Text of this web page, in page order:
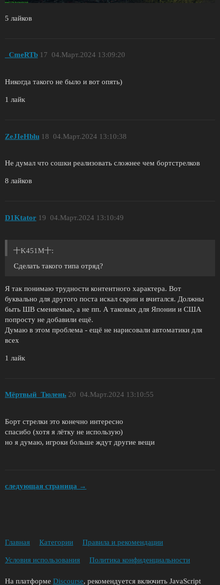
5 лайков
_CmeRTb 04.Март.2024 13:09:20
17
Никогда такого не было и вот опять)
1 лайк
ZeJIeHblu 04.Март.2024 13:10:38
18
Не думал что сошки реализовать сложнее чем бортстрелков
8 лайков
D1Ktator 04.Март.2024 13:10:49
19
十K451M十:
Сделать такого типа отряд?
Я так понимаю трудности контентного характера. Вот
буквально для другого поста искал скрин и вчитался. Должны
быть ШВ сменяемые, а не пп. А таковых для Японии и США
попросту не добавили ещё.
Думаю в этом проблема - ещё не нарисовали автоматики для
всех
1 лайк
Мёртвый_Тюлень 04.Март.2024 13:10:55
20
Борт стрелки это конечно интересно
спасибо (хотя я лётку не использую)
но я думаю, игроки больше ждут другие вещи
следующая страница →
Главная Категории Правила и рекомендации
Условия использования Политика конфиденциальности
На платформе Discourse, рекомендуется включить JavaScript